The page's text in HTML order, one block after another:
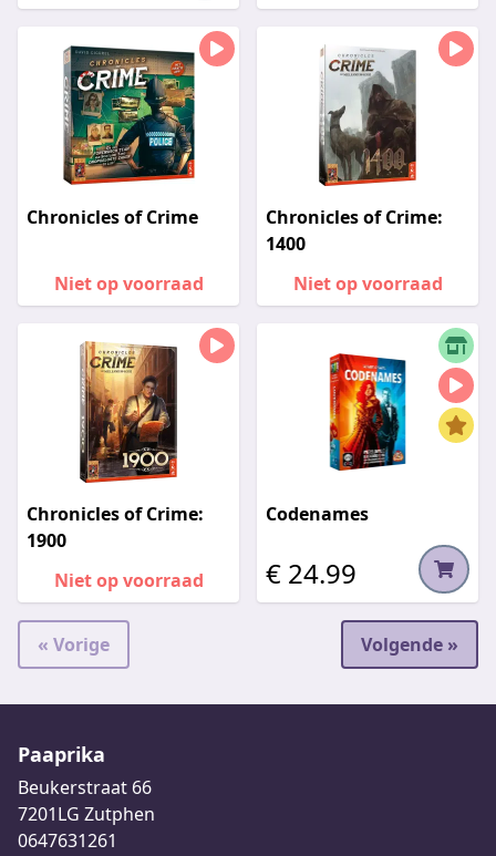
Chronicles of Crime
Niet op voorraad
Chronicles of Crime:
1400
Niet op voorraad
Chronicles of Crime:
1900
Niet op voorraad
Codenames
€ 24.99
« Vorige Volgende »
Paaprika
Beukerstraat 66
7201LG Zutphen
0647631261